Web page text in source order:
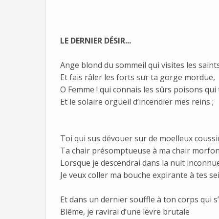
LE DERNIER DÉSIR...
Ange blond du sommeil qui visites les
Et fais râler les forts sur ta gorge mordue,
O Femme ! qui connais les sûrs poisons
Et le solaire orgueil d’incendier mes reins ;
Toi qui sus dévouer sur de moelleux
Ta chair présomptueuse à ma chair
Lorsque je descendrai dans la nuit
Je veux coller ma bouche expirante à tes
Et dans un dernier souffle à ton corps qui
Blême, je ravirai d’une lèvre brutale